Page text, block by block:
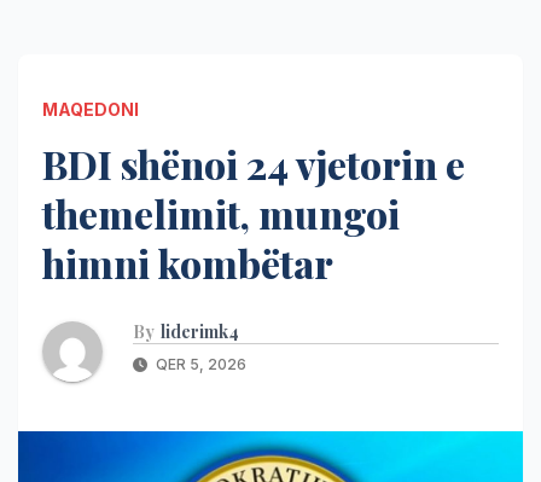
MAQEDONI
BDI shënoi 24 vjetorin e
themelimit, mungoi
himni kombëtar
By liderimk4
QER 5, 2026